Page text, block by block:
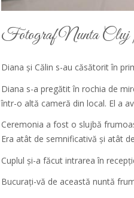
Fotograf Nunta
Diana și Călin s-au căsătorit în
Diana s-a pregătit în rochia de
într-o altă cameră din local. El a
Ceremonia a fost o slujbă
Era atât de semnificativă și atât
Cuplul și-a făcut intrarea în
Bucurați-vă de această nuntă